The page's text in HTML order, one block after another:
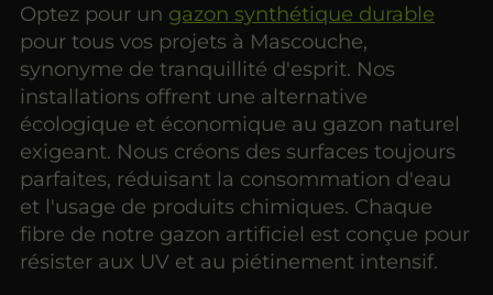
Optez pour un gazon synthétique durable
pour tous vos projets à Mascouche,
synonyme de tranquillité d'esprit. Nos
installations offrent une alternative
écologique et économique au gazon naturel
exigeant. Nous créons des surfaces toujours
parfaites, réduisant la consommation d'eau
et l'usage de produits chimiques. Chaque
fibre de notre gazon artificiel est conçue pour
résister aux UV et au piétinement intensif.